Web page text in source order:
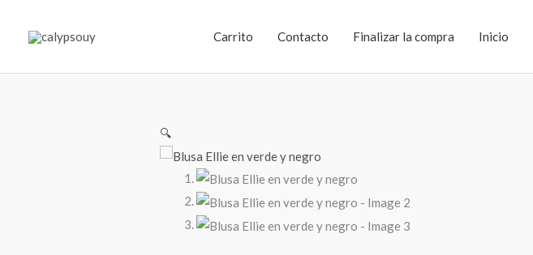
Carrito Contacto Finalizar la compra Inicio
🔍
Blusa
Ellie
verde